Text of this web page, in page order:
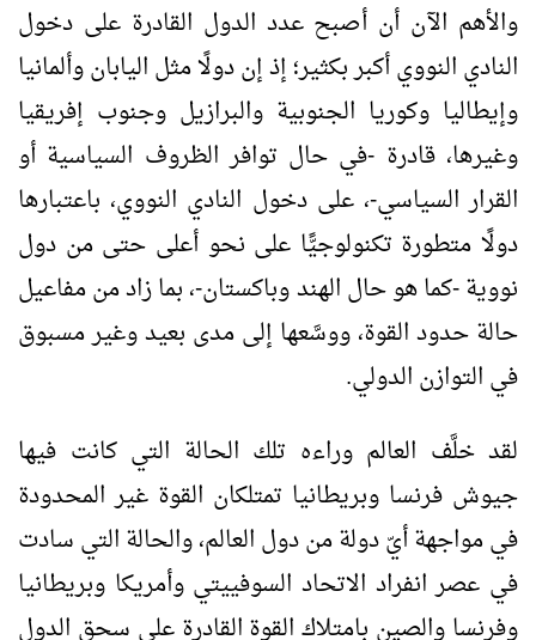
والأهم الآن أن أصبح عدد الدول القادرة على دخول
النادي النووي أكبر بكثير؛ إذ إن دولًا مثل اليابان وألمانيا
وإيطاليا وكوريا الجنوبية والبرازيل وجنوب إفريقيا
وغيرها، قادرة -في حال توافر الظروف السياسية أو
القرار السياسي-، على دخول النادي النووي، باعتبارها
دولًا متطورة تكنولوجيًّا على نحو أعلى حتى من دول
نووية -كما هو حال الهند وباكستان-، بما زاد من مفاعيل
حالة حدود القوة، ووسَّعها إلى مدى بعيد وغير مسبوق
في التوازن الدولي.
لقد خلَّف العالم وراءه تلك الحالة التي كانت فيها
جيوش فرنسا وبريطانيا تمتلكان القوة غير المحدودة
في مواجهة أيّ دولة من دول العالم، والحالة التي سادت
في عصر انفراد الاتحاد السوفييتي وأمريكا وبريطانيا
وفرنسا والصين بامتلاك القوة القادرة على سحق الدول